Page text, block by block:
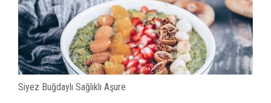
Siyez Buğdaylı Sağlıklı Aşure